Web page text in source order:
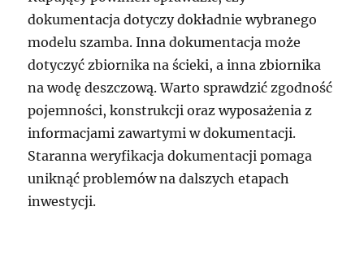
dokumentacja dotyczy dokładnie wybranego
modelu szamba. Inna dokumentacja może
dotyczyć zbiornika na ścieki, a inna zbiornika
na wodę deszczową. Warto sprawdzić zgodność
pojemności, konstrukcji oraz wyposażenia z
informacjami zawartymi w dokumentacji.
Staranna weryfikacja dokumentacji pomaga
uniknąć problemów na dalszych etapach
inwestycji.